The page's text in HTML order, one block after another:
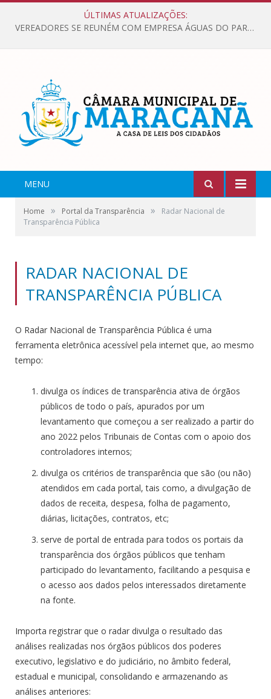
ÚLTIMAS ATUALIZAÇÕES:
VEREADORES SE REUNÉM COM EMPRESA ÁGUAS DO PARÁ, PARA APRESENTAR REIVINDICAÇÕES E MELHORIAS NA QUALIDADE DOS SERVIÇOS OFERECIDOS Á POPULAÇÃO.
MENU
Home » Portal da Transparência »
Radar Nacional de
Transparência Pública
RADAR NACIONAL DE
TRANSPARÊNCIA PÚBLICA
O Radar Nacional de Transparência Pública é uma
ferramenta eletrônica acessível pela internet que, ao mesmo
tempo:
divulga os índices de transparência ativa de órgãos
públicos de todo o país, apurados por um
levantamento que começou a ser realizado a partir do
ano 2022 pelos Tribunais de Contas com o apoio dos
controladores internos;
divulga os critérios de transparência que são (ou não)
atendidos em cada portal, tais como, a divulgação de
dados de receita, despesa, folha de pagamento,
diárias, licitações, contratos, etc;
serve de portal de entrada para todos os portais da
transparência dos órgãos públicos que tenham
participado do levantamento, facilitando a pesquisa e
o acesso aos dados pelos interessados diretamente
na fonte.
Importa registrar que o radar divulga o resultado das
análises realizadas nos órgãos públicos dos poderes
executivo, legislativo e do judiciário, no âmbito federal,
estadual e municipal, consolidando e armazenando as
análises anteriores: